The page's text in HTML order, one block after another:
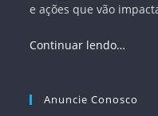
e ações que vão
Continuar lendo…
Anuncie Conosco